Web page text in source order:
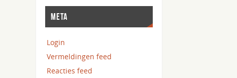
META
Login
Vermeldingen feed
Reacties feed